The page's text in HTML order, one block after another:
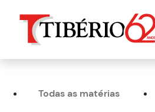
Todas as matérias